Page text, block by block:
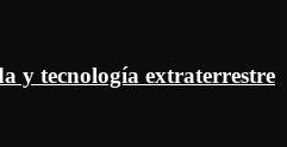
y tecnología extraterrestre